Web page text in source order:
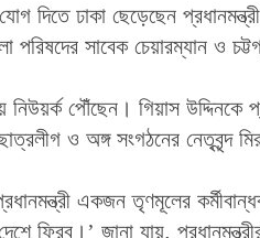
দিতে ঢাকা ছেড়েছেন
পরিষদের সাবেক চেয়ারম্যান ও
পৌঁছেন। গিয়াস উদ্দিনকে
ও অঙ্গ সংগঠনের নেতৃবৃন্দ
একজন তৃণমূলের